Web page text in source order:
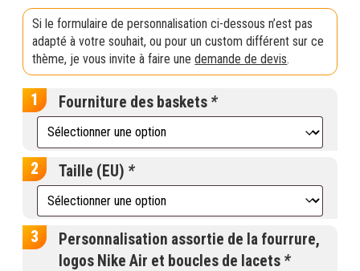
Si le formulaire de personnalisation ci-dessous n’est pas
adapté à votre souhait, ou pour un custom différent sur ce
thème, je vous invite à faire unedemande de devis.
Fourniture des baskets *
Taille (EU) *
Personnalisation assortie de la fourrure,
logos Nike Air et boucles de lacets *